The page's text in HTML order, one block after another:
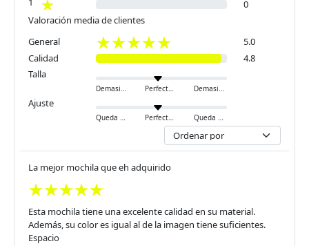
0
Valoración media de clientes
General
5.0
Calidad
4.8
Talla
Demasiado pequeño Perfecto Demasiado grande
Ajuste
Queda ajustado Perfecto Queda holgado
La mejor mochila que eh adquirido
Esta mochila tiene una excelente calidad en su material.
Además, su color es igual al de la imagen tiene suficientes.
Espacio